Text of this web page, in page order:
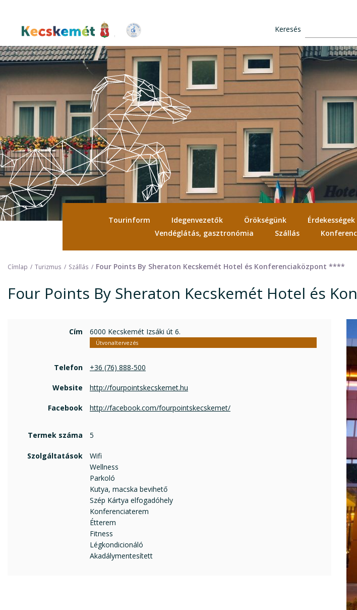
tartalomra
Kecskemét Város Honlapja
Keresés
Tourinform Idegenvezetők Örökségünk Érdekességek
Vendéglátás, gasztronómia
Szállás
Címlap Turizmus Szállás Four Points By Sheraton Kecskemét Hotel és Konferenciaközpont ****
Four Points By Sheraton Kecskemét Hotel és
Cím 6000 Kecskemét Izsáki út 6.
Útvonaltervezés
Telefon +36 (76) 888-500
Website http://fourpointskecskemet.hu
Facebook http://facebook.com/fourpointskecskemet/
Termek száma 5
Szolgáltatások
Wifi
Wellness
Parkoló
Kutya, macska bevihető
Szép Kártya elfogadóhely
Konferenciaterem
Étterem
Fitness
Légkondicionáló
Akadálymentesített